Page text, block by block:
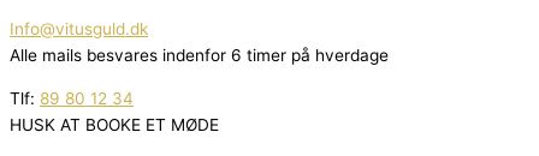
Info@vitusguld.dk
Alle mails besvares indenfor 6 timer på hverdage
Tlf: 89 80 12 34
HUSK AT BOOKE ET MØDE